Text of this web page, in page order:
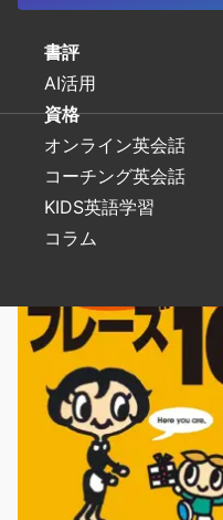
書評
リスニング
リーディング
ライティング
スピーキング
シャドーイング
文法
AI活用
資格
TOEIC
英検
オンライン英会話
コーチング英会話
KIDS英語学習
コラム
記事一覧 [書評] 英会話